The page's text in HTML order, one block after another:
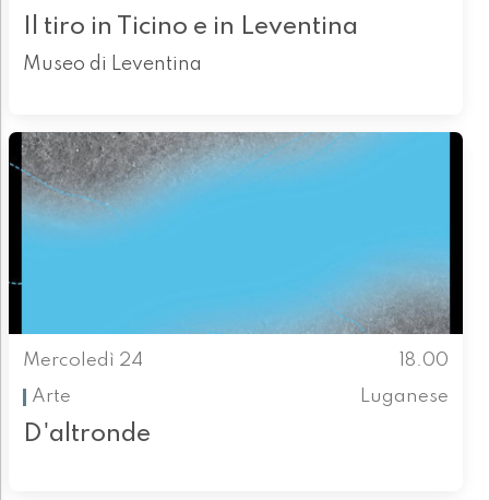
Il tiro in Ticino e in Leventina
Museo di Leventina
Mercoledì 24
18.00
Arte
Luganese
D'altronde